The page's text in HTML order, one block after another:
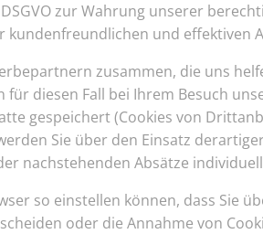
zur Wahrung unserer
und effektiven
zusammen, die uns
für diesen Fall bei Ihrem Besuch
gespeichert (Cookies von
Sie über den Einsatz
nachstehenden Absätze
so einstellen können, dass Sie
oder die Annahme von